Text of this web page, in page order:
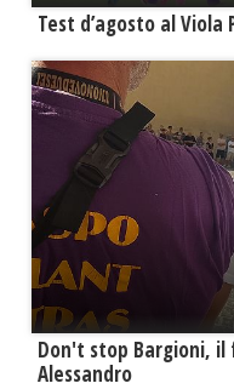
Test d’agosto al
Don't stop Bargioni,
Alessandro